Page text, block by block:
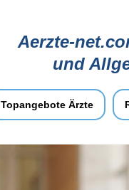
Aerzte-
und
Topangebote Ärzte